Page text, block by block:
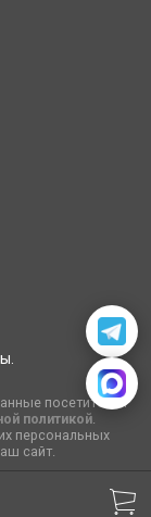
посетителей
политикой.
персональных
сайт.